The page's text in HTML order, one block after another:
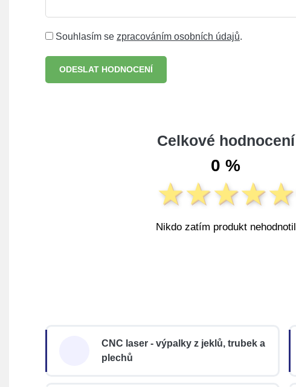
Souhlasím se zpracováním osobních údajů.
ODESLAT HODNOCENÍ
Celkové hodnocení
0 %
Nikdo zatím produkt nehodnotil
CNC laser - výpalky z jeklů, trubek a
plechů